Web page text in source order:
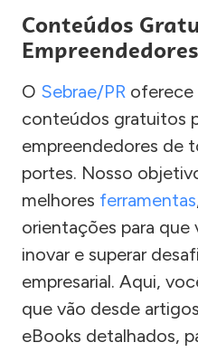
Conteúdos
O Sebrae/PR oferece
conteúdos gratuitos
empreendedores de
portes. Nosso
melhores ferramentas
orientações para que
inovar e superar
empresarial. Aqui,
que vão desde
eBooks detalhados,